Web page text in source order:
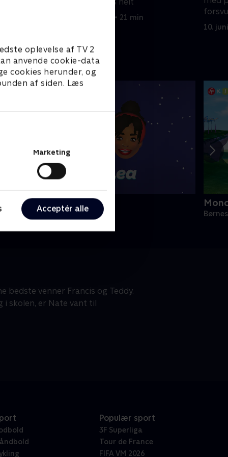
oplevelse af TV 2
anvende cookie-data
cookies herunder, og
af siden. Læs
Marketing
Acceptér alle
29. december 2023 • 21 min
10.
Olly & Lea
• 1 sæsoner
bedste venner Francis og Teddy.
skolen, er Nate vant til
Populær sport
3F Superliga
Tour de France
FIFA VM 2026